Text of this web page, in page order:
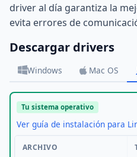
driver al día garantiza la
evita errores de
Descargar drivers
Windows Mac OS
Tu sistema operativo
Ver guía de instalación para
ARCHIVO